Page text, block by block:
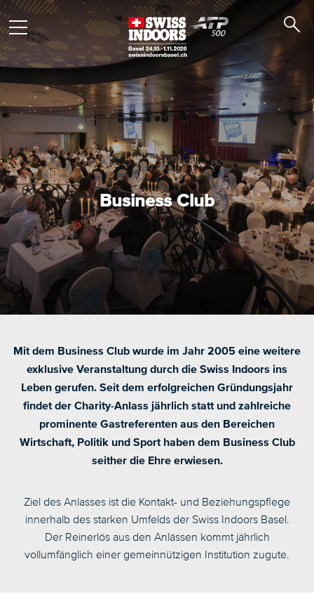
Business Club
Mit dem Business Club wurde im Jahr 2005 eine weitere
exklusive Veranstaltung durch die Swiss Indoors ins
Leben gerufen. Seit dem erfolgreichen Gründungsjahr
findet der Charity-Anlass jährlich statt und zahlreiche
prominente Gastreferenten aus den Bereichen
Wirtschaft, Politik und Sport haben dem Business Club
seither die Ehre erwiesen.
Ziel des Anlasses ist die Kontakt- und Beziehungspflege
innerhalb des starken Umfelds der Swiss Indoors Basel.
Der Reinerlös aus den Anlässen kommt jährlich
vollumfänglich einer gemeinnützigen Institution zugute.